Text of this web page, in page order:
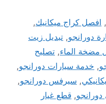
, افصل كراج ميكانيك,
دورانجو, تبديل زيت
مضخة الماء, تصليح
, خدمة سيارات دورانجو,
, سيرفس دورانجو,
دورانجو, قطع غيار